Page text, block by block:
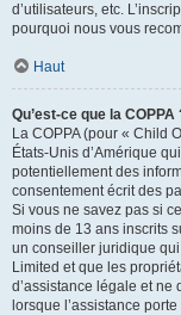
d’utilisateurs, etc.
pourquoi nous vous
Haut
Qu’est-ce que la COPPA
La COPPA (pour « Child
États-Unis d’Amérique
potentiellement des
consentement écrit des
Si vous ne savez pas si
moins de 13 ans inscrits
un conseiller juridique
Limited et que les
d’assistance légale et ne
lorsque l’assistance